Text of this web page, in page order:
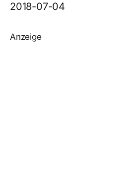
2018-07-04
Anzeige